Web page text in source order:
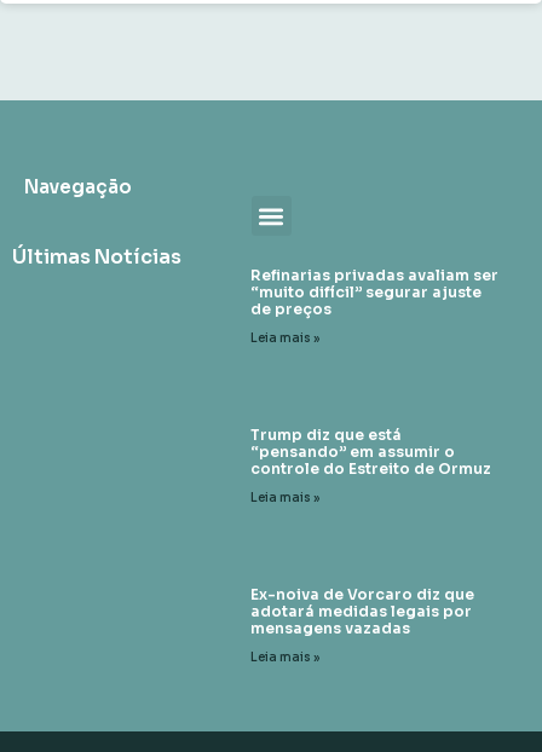
Navegação
Últimas Notícias
Refinarias privadas avaliam ser
“muito difícil” segurar ajuste
de preços
Leia mais »
Trump diz que está
“pensando” em assumir o
controle do Estreito de Ormuz
Leia mais »
Ex-noiva de Vorcaro diz que
adotará medidas legais por
mensagens vazadas
Leia mais »